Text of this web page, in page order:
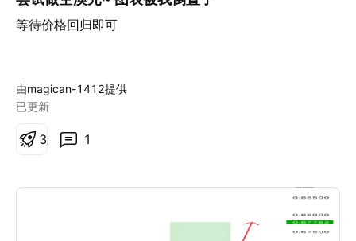
用于英国居民。
等待价格回归即可
由magican-1412提供
已更新
1
3